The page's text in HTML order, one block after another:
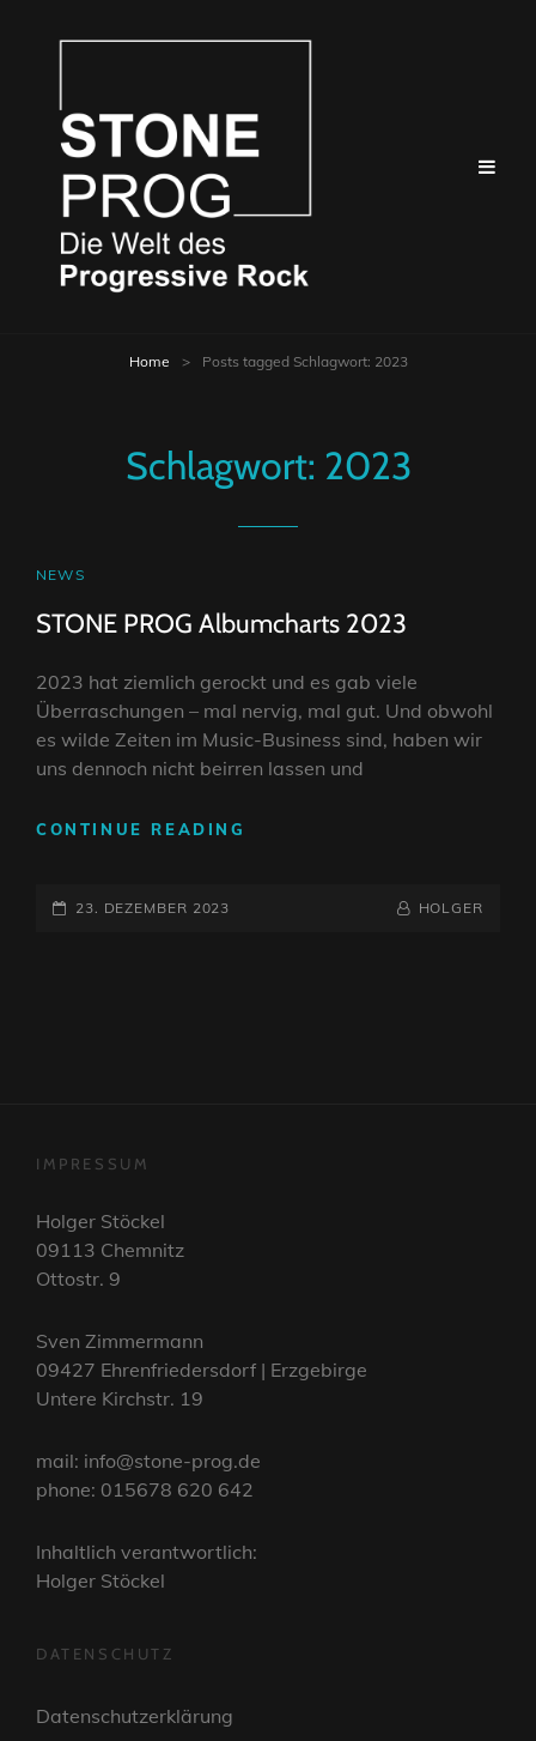
Home > Posts tagged Schlagwort: 2023
Schlagwort: 2023
CAT
NEWS
STONE PROG Albumcharts 2023
2023 hat ziemlich gerockt und es gab viele
Überraschungen – mal nervig, mal gut. Und obwohl
es wilde Zeiten im Music-Business sind, haben wir
uns dennoch nicht beirren lassen und
CONTINUE READING
POSTED-
23. DEZEMBER 2023
BY
BYLINE
HOLGER
IMPRESSUM
Holger Stöckel
09113 Chemnitz
Ottostr. 9
Sven Zimmermann
09427 Ehrenfriedersdorf | Erzgebirge
Untere Kirchstr. 19
mail: info@stone-prog.de
phone: 015678 620 642
Inhaltlich verantwortlich:
Holger Stöckel
DATENSCHUTZ
Datenschutzerklärung